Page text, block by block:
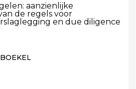
aanzienlijke
de regels voor
en due diligence